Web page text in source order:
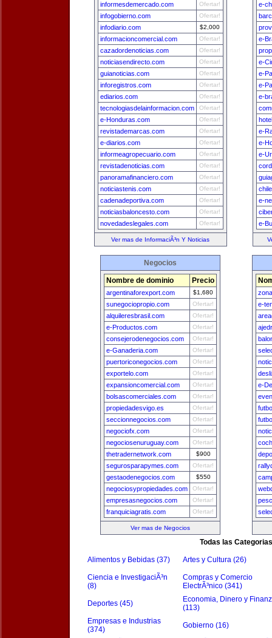
informesdemercado.com Ofertar!
infogobierno.com Ofertar!
infodiario.com $2,000
informacioncomercial.com Ofertar!
cazadordenoticias.com Ofertar!
noticiasendirecto.com Ofertar!
guianoticias.com Ofertar!
inforegistros.com Ofertar!
ediarios.com Ofertar!
tecnologiasdelainformacion.com Ofertar!
e-Honduras.com Ofertar!
revistademarcas.com Ofertar!
e-diarios.com Ofertar!
informeagropecuario.com Ofertar!
revistadenoticias.com Ofertar!
panoramafinanciero.com Ofertar!
noticiastenis.com Ofertar!
cadenadeportiva.com Ofertar!
noticiasbaloncesto.com Ofertar!
novedadeslegales.com Ofertar!
Ver mas de InformaciÃ³n Y Noticias
e-
e-
e-
e-
e-
e-
e-
e-
e-
e-
e-
Negocios
Nombre de dominio Precio
argentinaforexport.com $1,680
sunegociopropio.com Ofertar!
alquileresbrasil.com Ofertar!
e-Productos.com Ofertar!
consejerodenegocios.com Ofertar!
e-Ganaderia.com Ofertar!
puertoriconegocios.com Ofertar!
exportelo.com Ofertar!
expansioncomercial.com Ofertar!
bolsascomerciales.com Ofertar!
propiedadesvigo.es Ofertar!
seccionnegocios.com Ofertar!
negociofx.com Ofertar!
negociosenuruguay.com Ofertar!
thetradernetwork.com $900
segurosparapymes.com Ofertar!
gestaodenegocios.com $550
negociosypropiedades.com Ofertar!
empresasnegocios.com Ofertar!
franquiciagratis.com Ofertar!
Ver mas de Negocios
e-
e-
Todas las Categorias
Alimentos y Bebidas (37) Artes y Cultura (26)
Ciencia e InvestigaciÃ³n
(8)
Compras y Comercio
ElectrÃ³nico (341)
Deportes (45)
Economia, Dinero y
(113)
Empresas e Industrias
(374)
Gobierno (16)